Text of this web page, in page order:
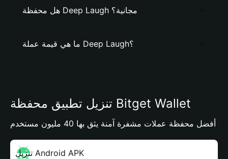
هل محفظة Deep Laugh مجانية؟
ما هي قيمة عملة Deep Laugh؟
تنزيل تطبيق محفظة Bitget Wallet
أفضل محفظة عملات مشفرة آمنة يثق بها 40 مليون مستخدم
تنزيل Android APK